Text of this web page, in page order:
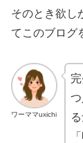
そのとき欲し
てこのブログ
ワーママuxichi